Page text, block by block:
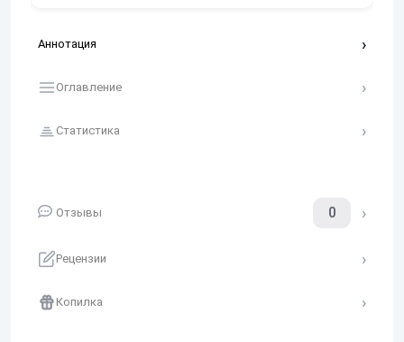
Аннотация
Оглавление
Статистика
Отзывы 0
Рецензии
Копилка